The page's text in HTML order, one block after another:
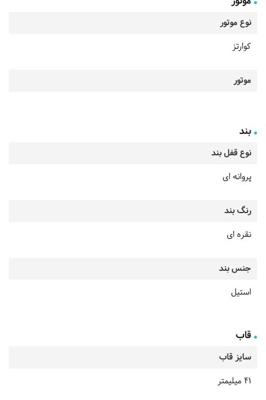
نوع موتور
کوارتز
موتور
بند
نوع قفل بند
پروانه ای
رنگ بند
نقره ای
جنس بند
استیل
قاب
سایز قاب
41 میلیمتر